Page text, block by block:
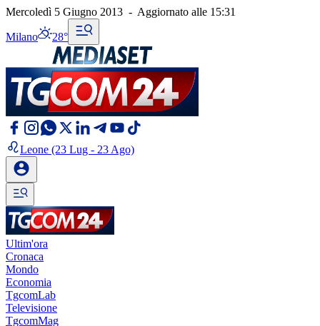
Mercoledì 5 Giugno 2013 - Aggiornato alle 15:31
Milano 28°
Leone (23 Lug - 23 Ago)
Ultim'ora
Cronaca
Mondo
Economia
TgcomLab
Televisione
TgcomMag